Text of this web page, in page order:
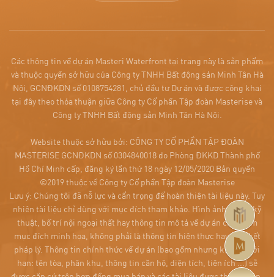
Các thông tin về dự án Masteri Waterfront tại trang này là sản phẩm
và thuộc quyền sở hữu của Công ty TNHH Bất động sản Minh Tân Hà
Nội, GCNĐKDN số 0108754281, chủ đầu tư Dự án và được công khai
tại đây theo thỏa thuận giữa Công ty Cổ phần Tập đoàn Masterise và
Công ty TNHH Bất động sản Minh Tân Hà Nội.
Website thuộc sở hữu bởi: CÔNG TY CỔ PHẦN TẬP ĐOÀN
MASTERISE GCNĐKDN số 0304840018 do Phòng ĐKKD Thành phố
Hồ Chí Minh cấp, đăng ký lần thứ 18 ngày 12/05/2020 Bản quyền
©2019 thuộc về Công ty Cổ phần Tập đoàn Masterise
Lưu ý: Chúng tôi đã nỗ lực và cẩn trọng để hoàn thiện tài liệu này. Tuy
nhiên tài liệu chỉ dùng với mục đích tham khảo. Hình ảnh, sơ đồ kỹ
thuật, bố trí nội ngoại thất hay thông tin mô tả về dự án chỉ nhằm
mục đích minh họa, không phải là thông tin hiện thực hay cam kết
pháp lý. Thông tin chính thức về dự án (bao gồm nhưng không giới
hạn: tên tòa, phân khu, thông tin căn hộ, diện tích, tiện ích ...) sẽ